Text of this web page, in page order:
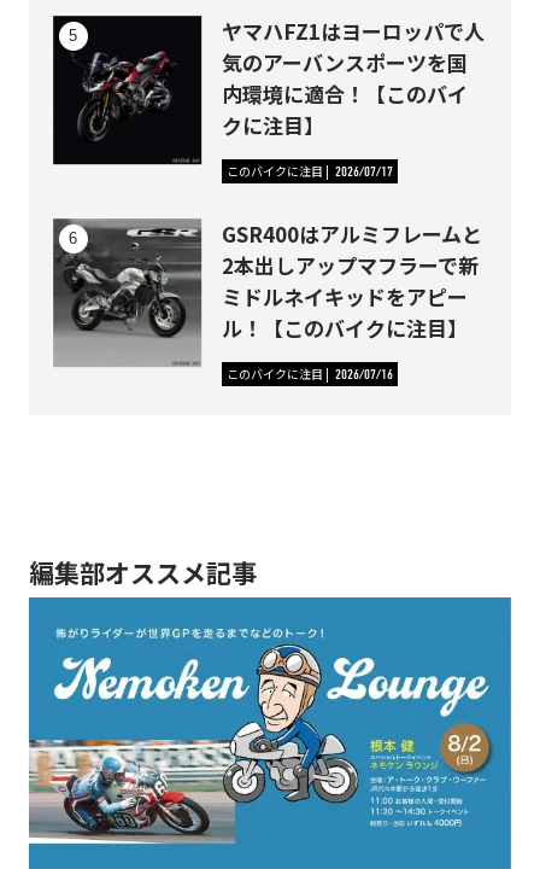
ヤマハFZ1はヨーロッパで人
気のアーバンスポーツを国
内環境に適合！【このバイ
クに注目】
このバイクに注目 2026/07/17
GSR400はアルミフレームと
2本出しアップマフラーで新
ミドルネイキッドをアピー
ル！【このバイクに注目】
このバイクに注目 2026/07/16
編集部オススメ記事